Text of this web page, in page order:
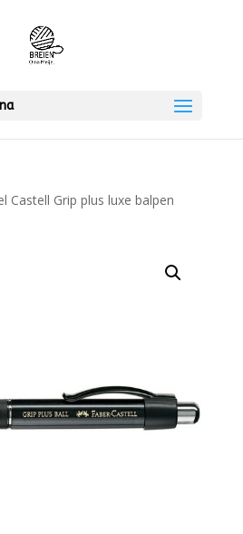
Castell Grip plus luxe balpen